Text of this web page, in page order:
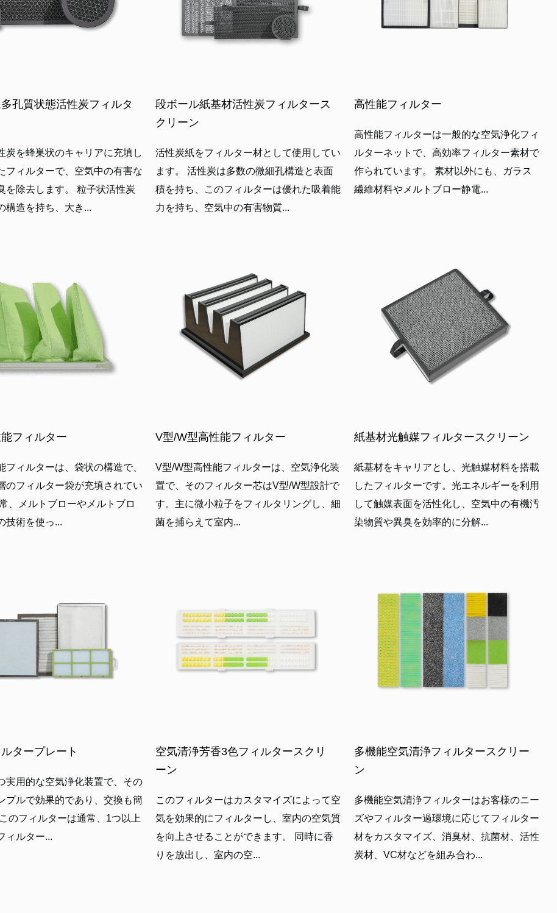
孔質状態活性炭フィルタ
炭を蜂巣状のキャリアに充填し
フィルターで、空気中の有害な
を除去します。 粒子状活性炭
構造を持ち、大き...
段ボール紙基材活性炭フィルタース
クリーン
活性炭紙をフィルター材として使用してい
ます。 活性炭は多数の微細孔構造と表面
積を持ち、このフィルターは優れた吸着能
力を持ち、空気中の有害物質...
高性能フィルター
高性能フィルターは一般的な空気浄化フィ
ルターネットで、高効率フィルター素材で
作られています。 素材以外にも、ガラス
繊維材料やメルトブロー静電...
フィルター
フィルターは、袋状の構造で、
のフィルター袋が充填されてい
、メルトブローやメルトブロ
技術を使っ...
V型/W型高性能フィルター
V型/W型高性能フィルターは、空気浄化装
置で、そのフィルター芯はV型/W型設計で
す。主に微小粒子をフィルタリングし、細
菌を捕らえて室内...
紙基材光触媒フィルタースクリーン
紙基材をキャリアとし、光触媒材料を搭載
したフィルターです。光エネルギーを利用
して触媒表面を活性化し、空気中の有機汚
染物質や異臭を効率的に分解...
タープレート
実用的な空気浄化装置で、その
プルで効果的であり、交換も簡
のフィルターは通常、1つ以上
ィルター...
空気清浄芳香3色フィルタースクリ
ーン
このフィルターはカスタマイズによって空
気を効果的にフィルターし、室内の空気質
を向上させることができます。 同時に香
りを放出し、室内の空...
多機能空気清浄フィルタースクリー
ン
多機能空気清浄フィルターはお客様のニー
ズやフィルター過環境に応じてフィルター
材をカスタマイズ、消臭材、抗菌材、活性
炭材、VC材などを組み合わ...